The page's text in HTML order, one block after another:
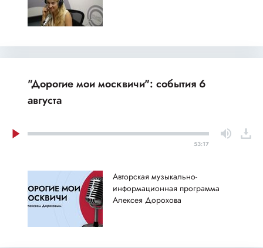
"Дорогие мои москвичи": события 6
августа
53:17
Авторская музыкально-
информационная программа
Алексея Дорохова